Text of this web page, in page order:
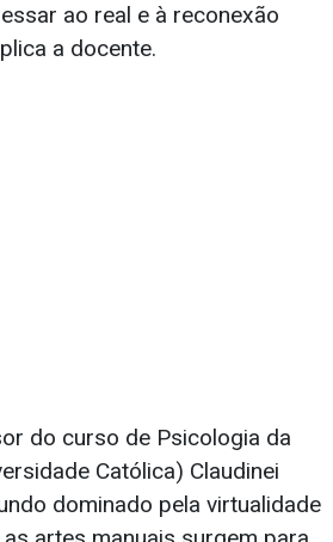
ao real e à reconexão
a docente.
do curso de Psicologia da
Católica) Claudinei
dominado pela virtualidade